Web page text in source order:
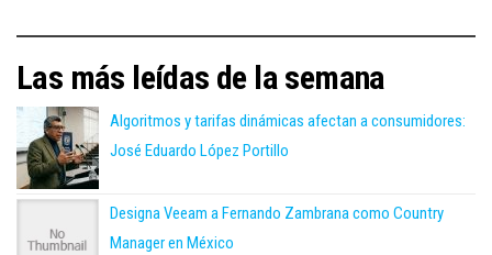
Las más leídas de la semana
Algoritmos y tarifas dinámicas afectan a consumidores:
José Eduardo López Portillo
Designa Veeam a Fernando Zambrana como Country
Manager en México